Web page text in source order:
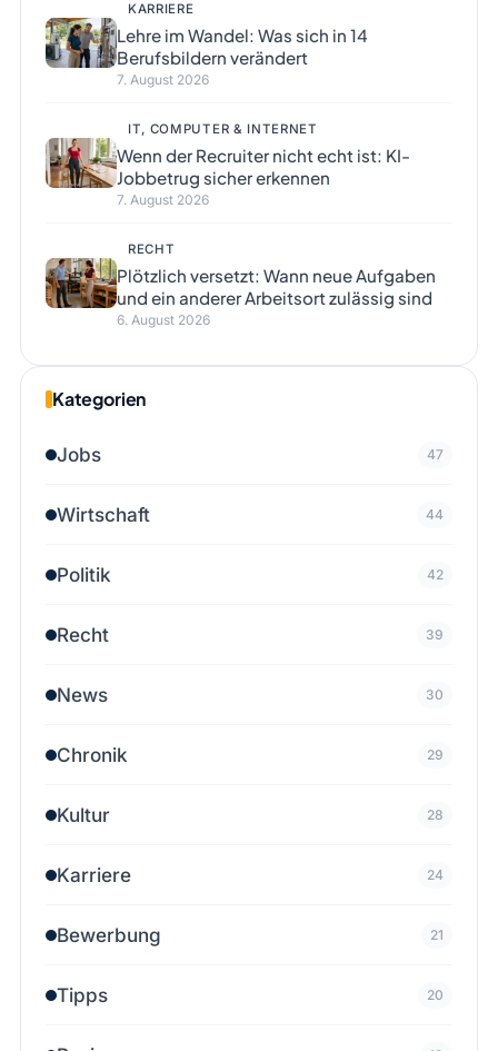
KARRIERE
Lehre im Wandel: Was sich in 14
Berufsbildern verändert
7. August 2026
IT, COMPUTER & INTERNET
Wenn der Recruiter nicht echt ist: KI-
Jobbetrug sicher erkennen
7. August 2026
RECHT
Plötzlich versetzt: Wann neue Aufgaben
und ein anderer Arbeitsort zulässig sind
6. August 2026
Kategorien
Jobs 47
Wirtschaft 44
Politik 42
Recht 39
News 30
Chronik 29
Kultur 28
Karriere 24
Bewerbung 21
Tipps 20